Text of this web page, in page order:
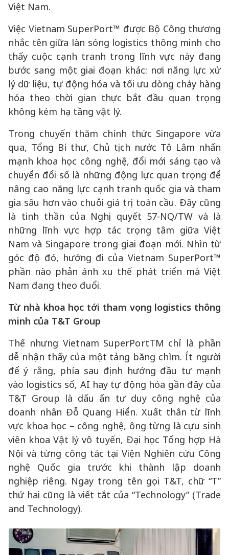
Việt Nam.
Việc Vietnam SuperPort™ được Bộ Công thương
nhắc tên giữa làn sóng logistics thông minh cho
thấy cuộc cạnh tranh trong lĩnh vực này đang
bước sang một giai đoạn khác: nơi năng lực xử
lý dữ liệu, tự động hóa và tối ưu dòng chảy hàng
hóa theo thời gian thực bắt đầu quan trọng
không kém hạ tầng vật lý.
Trong chuyến thăm chính thức Singapore vừa
qua, Tổng Bí thư, Chủ tịch nước Tô Lâm nhấn
mạnh khoa học công nghệ, đổi mới sáng tạo và
chuyển đổi số là những động lực quan trọng để
nâng cao năng lực cạnh tranh quốc gia và tham
gia sâu hơn vào chuỗi giá trị toàn cầu. Đây cũng
là tinh thần của Nghị quyết 57-NQ/TW và là
những lĩnh vực hợp tác trọng tâm giữa Việt
Nam và Singapore trong giai đoạn mới. Nhìn từ
góc độ đó, hướng đi của Vietnam SuperPort™
phần nào phản ánh xu thế phát triển mà Việt
Nam đang theo đuổi.
Từ nhà khoa học tới tham vọng logistics thông
minh của T&T Group
Thế nhưng Vietnam SuperPortTM chỉ là phần
dễ nhận thấy của một tảng băng chìm. Ít người
để ý rằng, phía sau định hướng đầu tư mạnh
vào logistics số, AI hay tự động hóa gần đây của
T&T Group là dấu ấn tư duy công nghệ của
doanh nhân Đỗ Quang Hiển. Xuất thân từ lĩnh
vực khoa học – công nghệ, ông từng là cựu sinh
viên khoa Vật lý vô tuyến, Đại học Tổng hợp Hà
Nội và từng công tác tại Viện Nghiên cứu Công
nghệ Quốc gia trước khi thành lập doanh
nghiệp riêng. Ngay trong tên gọi T&T, chữ “T”
thứ hai cũng là viết tắt của “Technology” (Trade
and Technology).